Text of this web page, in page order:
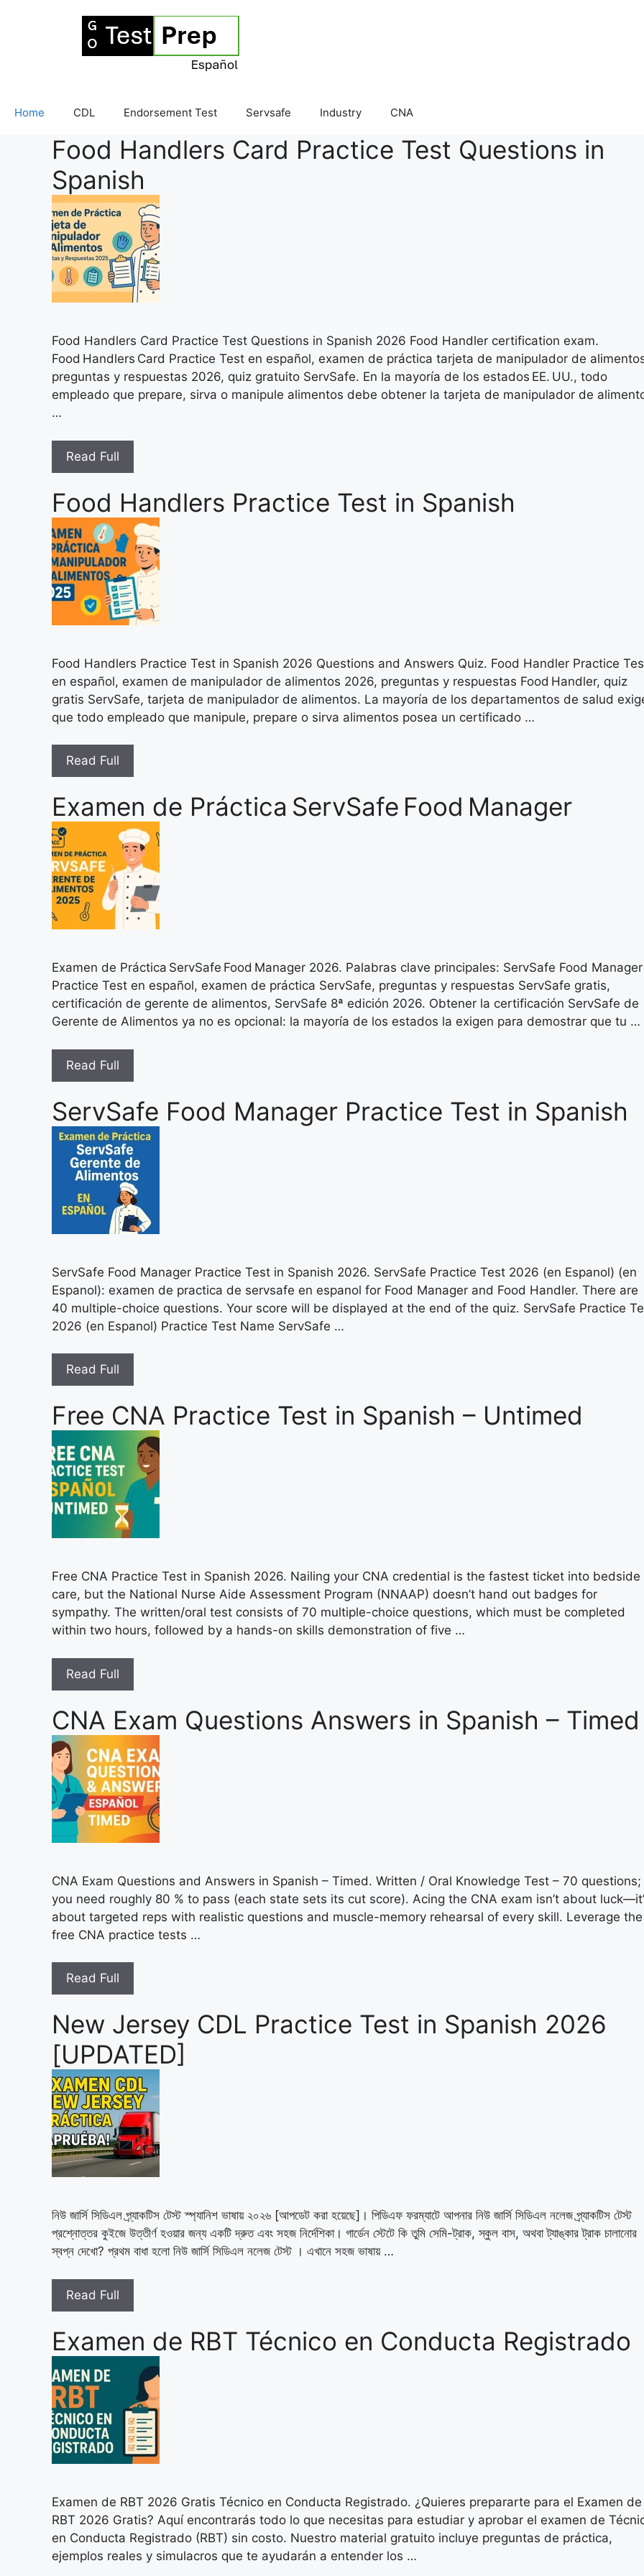
Home CDL Endorsement Test Servsafe Industry CNA
Food Handlers Card Practice Test Questions in
Spanish
Food Handlers Card Practice Test Questions in Spanish 2026 Food Handler certification exam.
Food Handlers Card Practice Test en español, examen de práctica tarjeta de manipulador de
preguntas y respuestas 2026, quiz gratuito ServSafe. En la mayoría de los estados EE. UU., todo
empleado que prepare, sirva o manipule alimentos debe obtener la tarjeta de manipulador de
…
Read Full
Food Handlers Practice Test in Spanish
Food Handlers Practice Test in Spanish 2026 Questions and Answers Quiz. Food Handler Practice
en español, examen de manipulador de alimentos 2026, preguntas y respuestas Food Handler, quiz
gratis ServSafe, tarjeta de manipulador de alimentos. La mayoría de los departamentos de salud
que todo empleado que manipule, prepare o sirva alimentos posea un certificado …
Read Full
Examen de Práctica ServSafe Food Manager
Examen de Práctica ServSafe Food Manager 2026. Palabras clave principales: ServSafe Food Manager
Practice Test en español, examen de práctica ServSafe, preguntas y respuestas ServSafe gratis,
certificación de gerente de alimentos, ServSafe 8ª edición 2026. Obtener la certificación ServSafe de
Gerente de Alimentos ya no es opcional: la mayoría de los estados la exigen para demostrar que tu …
Read Full
ServSafe Food Manager Practice Test in Spanish
ServSafe Food Manager Practice Test in Spanish 2026. ServSafe Practice Test 2026 (en Espanol) (en
Espanol): examen de practica de servsafe en espanol for Food Manager and Food Handler. There are
40 multiple-choice questions. Your score will be displayed at the end of the quiz. ServSafe Practice
2026 (en Espanol) Practice Test Name ServSafe …
Read Full
Free CNA Practice Test in Spanish – Untimed
Free CNA Practice Test in Spanish 2026. Nailing your CNA credential is the fastest ticket into bedside
care, but the National Nurse Aide Assessment Program (NNAAP) doesn’t hand out badges for
sympathy. The written/oral test consists of 70 multiple-choice questions, which must be completed
within two hours, followed by a hands-on skills demonstration of five …
Read Full
CNA Exam Questions Answers in Spanish – Timed
CNA Exam Questions and Answers in Spanish – Timed. Written / Oral Knowledge Test – 70 questions;
you need roughly 80 % to pass (each state sets its cut score). Acing the CNA exam isn’t about
about targeted reps with realistic questions and muscle-memory rehearsal of every skill. Leverage the
free CNA practice tests …
Read Full
New Jersey CDL Practice Test in Spanish 2026
[UPDATED]
নিউ জার্সি সিডিএল প্র্যাকটিস টেস্ট স্প্যানিশ ভাষায় ২০২৬ [আপডেট করা হয়েছে]। পিডিএফ ফরম্যাটে আপনার নিউ জার্সি সিডিএল নলেজ প্র্যাকটিস টেস্ট
প্রশ্নোত্তর কুইজে উত্তীর্ণ হওয়ার জন্য একটি দ্রুত এবং সহজ নির্দেশিকা। গার্ডেন স্টেটে কি তুমি সেমি-ট্রাক, স্কুল বাস, অথবা ট্যাঙ্কার ট্রাক চালানোর
স্বপ্ন দেখো? প্রথম বাধা হলো নিউ জার্সি সিডিএল নলেজ টেস্ট । এখানে সহজ ভাষায় …
Read Full
Examen de RBT Técnico en Conducta Registrado
Examen de RBT 2026 Gratis Técnico en Conducta Registrado. ¿Quieres prepararte para el Examen de
RBT 2026 Gratis? Aquí encontrarás todo lo que necesitas para estudiar y aprobar el examen de
en Conducta Registrado (RBT) sin costo. Nuestro material gratuito incluye preguntas de práctica,
ejemplos reales y simulacros que te ayudarán a entender los …